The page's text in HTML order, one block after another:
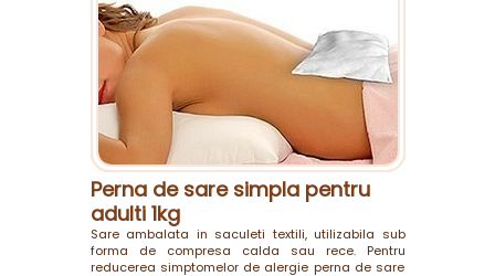
Perna de sare simpla pentru
adulti 1kg
Sare ambalata in saculeti textili, utilizabila sub
forma de compresa calda sau rece. Pentru
reducerea simptomelor de alergie perna de sare